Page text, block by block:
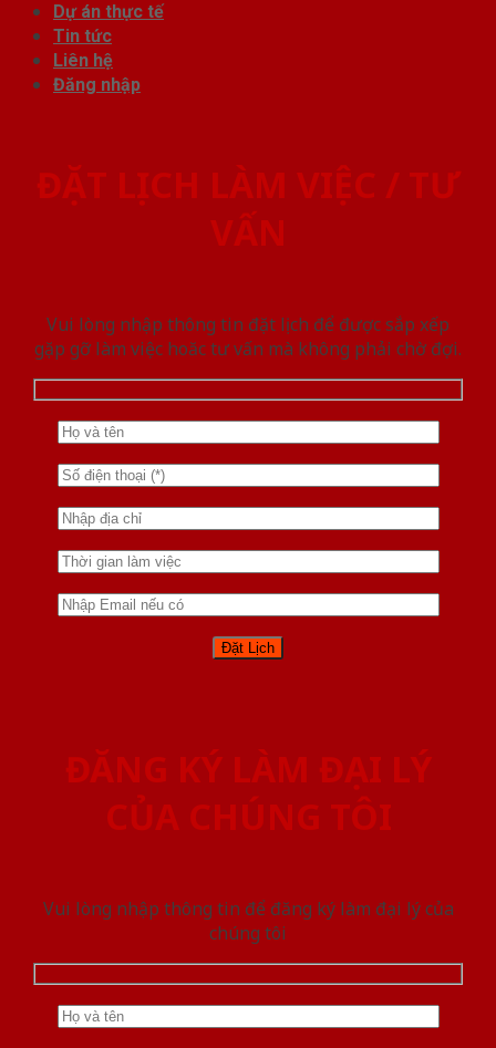
Dự án thực tế
Tin tức
Liên hệ
Đăng nhập
ĐẶT LỊCH LÀM VIỆC / TƯ
VẤN
Vui lòng nhập thông tin đặt lịch để được sắp xếp
gặp gỡ làm việc hoăc tư vấn mà không phải chờ đợi.
ĐĂNG KÝ LÀM ĐẠI LÝ
CỦA CHÚNG TÔI
Vui lòng nhập thông tin để đăng ký làm đại lý của
chúng tôi